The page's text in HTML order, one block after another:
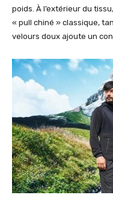
poids. À l’extérieur du
« pull chiné » classique,
velours doux ajoute un